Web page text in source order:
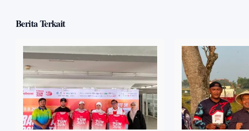
Berita Terkait